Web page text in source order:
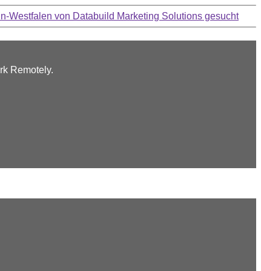
Westfalen von Databuild Marketing Solutions gesucht
Remotely.